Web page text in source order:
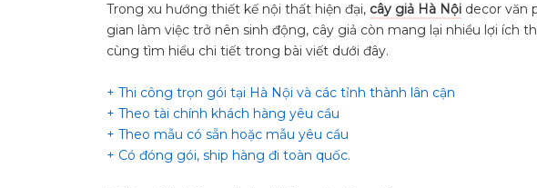
Trong xu hướng thiết kế nội thất hiện đại, cây giả Hà Nội decor văn
gian làm việc trở nên sinh động, cây giả còn mang lại nhiều lợi ích
cùng tìm hiểu chi tiết trong bài viết dưới đây.
+ Thi công trọn gói tại Hà Nội và các tỉnh thành lân cận
+ Theo tài chính khách hàng yêu cầu
+ Theo mẫu có sẵn hoặc mẫu yêu cầu
+ Có đóng gói, ship hàng đi toàn quốc.